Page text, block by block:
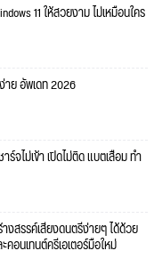
11 ให้สวยงาม ไม่เหมือนใคร
าย อัพเดท 2026
ไม่เข้า เปิดไม่ติด แบตเสื่อม ทำ
งสรรค์เสียงดนตรีง่ายๆ ได้ด้วย
อนเทนต์ครีเอเตอร์มือใหม่